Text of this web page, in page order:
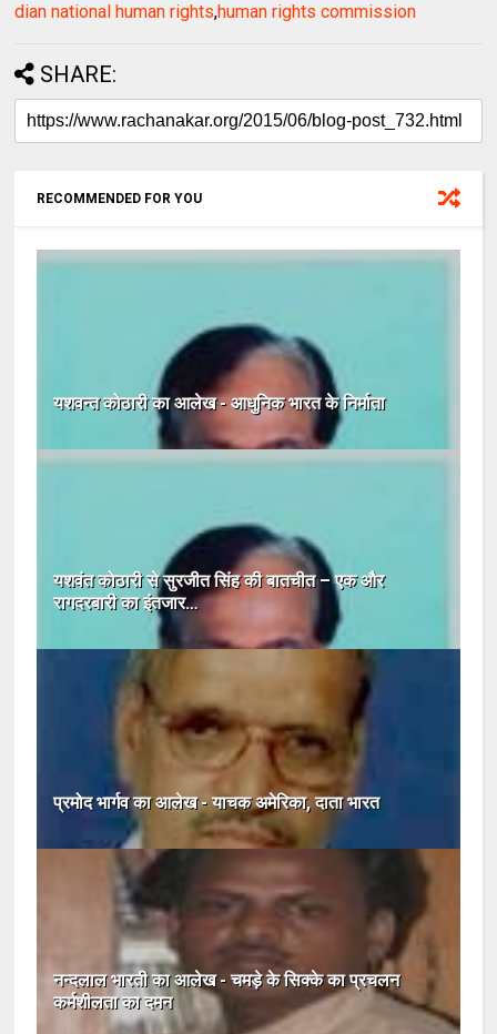
dian national human rights,human rights commission
SHARE:
RECOMMENDED FOR YOU
यशवन्त कोठारी का आलेख - आधुनिक भारत के निर्माता
यशवंत कोठारी से सुरजीत सिंह की बातचीत – एक और
रागदरबारी का इंतजार…
प्रमोद भार्गव का आलेख - याचक अमेरिका, दाता भारत
नन्‍दलाल भारती का आलेख - चमड़े के सिक्‍के का प्रचलन
कर्मशीलता का दमन